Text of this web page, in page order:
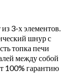
3-х элементов.
шнур с
топка печи
между собой
100% гарантию